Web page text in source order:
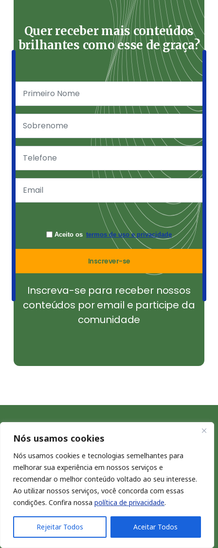
Nós usamos cookies
Nós usamos cookies e tecnologias semelhantes para
melhorar sua experiência em nossos serviços e
recomendar o melhor conteúdo voltado ao seu interesse.
Ao utilizar nossos serviços, você concorda com essas
condições. Confira nossa política de privacidade.
Rejeitar Todos Aceitar Todos
Quer receber mais conteúdos
brilhantes como esse de graça?
Aceito os termos de uso e privacidade
Inscrever-se
Inscreva-se para receber nossos
conteúdos por email e participe da
comunidade